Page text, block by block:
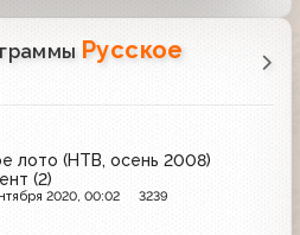
Русское
лото (НТВ, осень 2008)
(2)
2020, 00:02 3239